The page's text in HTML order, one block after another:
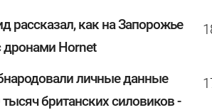
рассказал, как на Запорожье
дронами Hornet
личные данные
британских силовиков -